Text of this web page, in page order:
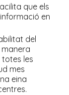
que els
en
del
totes les
mes
eina